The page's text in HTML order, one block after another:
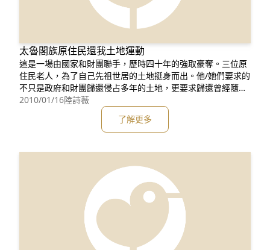
太魯閣族原住民還我土地運動
這是一場由國家和財團聯手，歷時四十年的強取豪奪。三位原
住民老人，為了自己先祖世居的土地挺身而出。他/她們要求的
不只是政府和財團歸還侵占多年的土地，更要求歸還曾經隨著
小米、甘蔗、楊桃一同種植在這塊土地上的、屬於族人的歷
正義和尊嚴往往需要更多的時間、更多的努力、更多的思考以
及更多的人一起站出來所以只要老人家們不放棄，我們就不會
2010/01/16陸詩薇
了解更多